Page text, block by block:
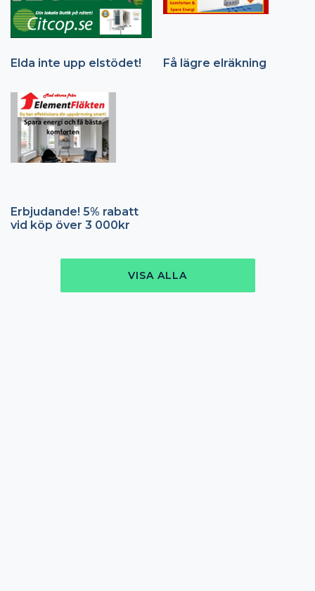
Elda inte upp elstödet! Få lägre elräkning
Erbjudande! 5% rabatt
vid köp över 3 000kr
VISA ALLA